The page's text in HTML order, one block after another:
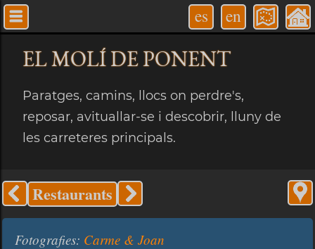
es en
EL MOLÍDE PONENT
Paratges, camins, llocs on perdre's,
reposar, avituallar-se i descobrir, lluny de
les carreteres principals.
Restaurants
Fotografies: Carme & Joan